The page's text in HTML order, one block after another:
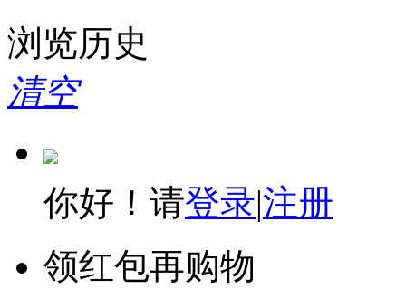
浏览历史
清空
你好！请登录|注册
领红包再购物